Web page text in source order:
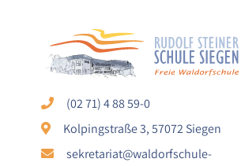
(02 71) 4 88 59-0
Kolpingstraße 3, 57072 Siegen
sekretariat@waldorfschule-
1 Jahr
STATISTIK
Statistik Cookies erfassen
anonym. Diese